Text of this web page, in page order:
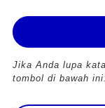
Jika Anda lupa
tombol di bawah ini: